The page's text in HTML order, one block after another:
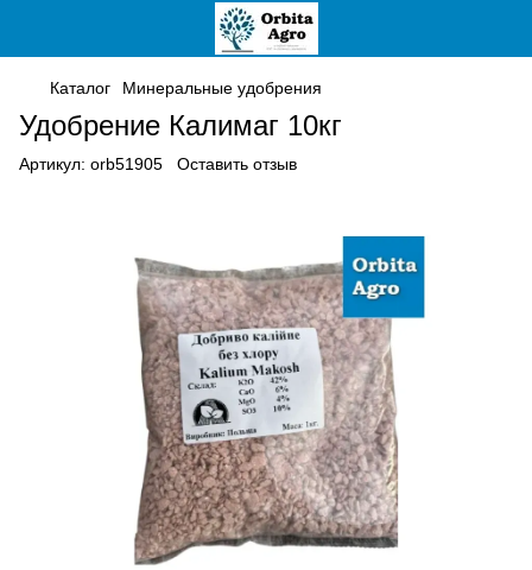
Каталог Минеральные удобрения
Удобрение Калимаг 10кг
Артикул: orb51905 Оставить отзыв